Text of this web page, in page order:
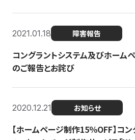
2021.01.18 障害報告
コングラントシステム及びホーム
のご報告とお詫び
2020.12.21 お知らせ
【ホームページ制作15％OFF】コ